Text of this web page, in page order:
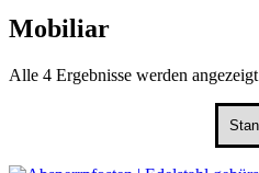
Mobiliar
Alle 4 Ergebnisse werden angezeigt